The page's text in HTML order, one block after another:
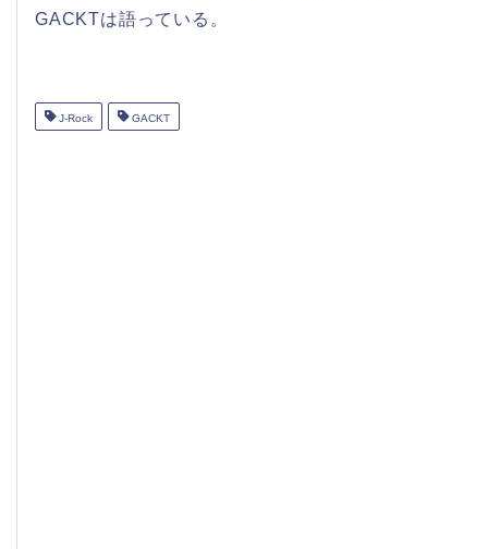
GACKTは語っている。
J-Rock GACKT